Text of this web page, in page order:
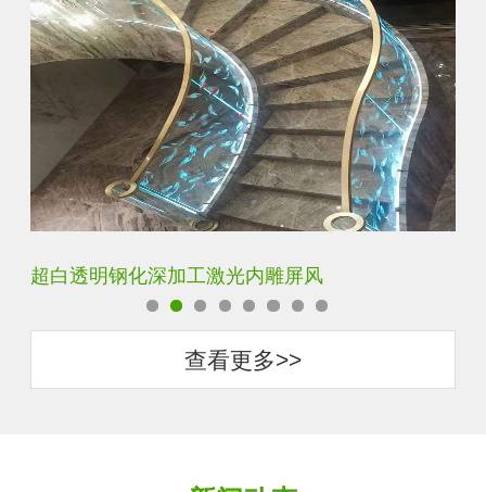
玄关水晶立体雕刻3D激光内雕玻璃
查看更多>>